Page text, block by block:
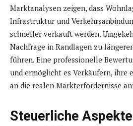
Marktanalysen zeigen, dass
Infrastruktur und
schneller verkauft werden.
Nachfrage in Randlagen zu
führen. Eine professionelle
und ermöglicht es Verkäufern, ihre
an die realen Markterfordernisse
Steuerliche